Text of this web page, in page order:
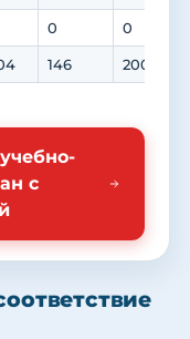
0 0
146 200
с